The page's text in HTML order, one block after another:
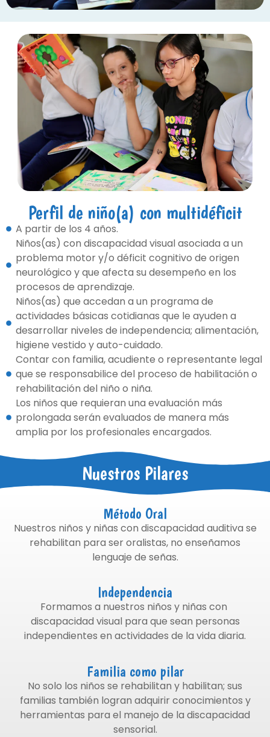
Perfil de niño(a) con multidéficit
A partir de los 4 años.
Niños(as) con discapacidad visual asociada a un
problema motor y/o déficit cognitivo de origen
neurológico y que afecta su desempeño en los
procesos de aprendizaje.
Niños(as) que accedan a un programa de
actividades básicas cotidianas que le ayuden a
desarrollar niveles de independencia; alimentación,
higiene vestido y auto-cuidado.
Contar con familia, acudiente o representante legal
que se responsabilice del proceso de habilitación o
rehabilitación del niño o niña.
Los niños que requieran una evaluación más
prolongada serán evaluados de manera más
amplia por los profesionales encargados.
Nuestros Pilares
Método Oral
Nuestros niños y niñas con discapacidad auditiva se
rehabilitan para ser oralistas, no enseñamos
lenguaje de señas.
Independencia
Formamos a nuestros niños y niñas con
discapacidad visual para que sean personas
independientes en actividades de la vida diaria.
Familia como pilar
No solo los niños se rehabilitan y habilitan; sus
familias también logran adquirir conocimientos y
herramientas para el manejo de la discapacidad
sensorial.